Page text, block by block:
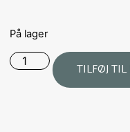
På lager
TILFØJ